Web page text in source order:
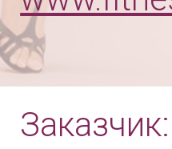
Заказчик: